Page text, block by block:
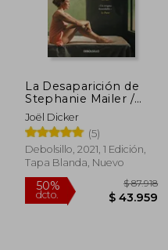
La Desaparición de
Stephanie Mailer /
The Disappearance of
Stephanie Mailer
Joël Dicker
(5)
Debolsillo, 2021, 1 Edición,
Tapa Blanda, Nuevo